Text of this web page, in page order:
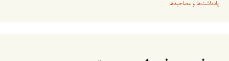
یادداشت‌ها و مصاحبه‌ها